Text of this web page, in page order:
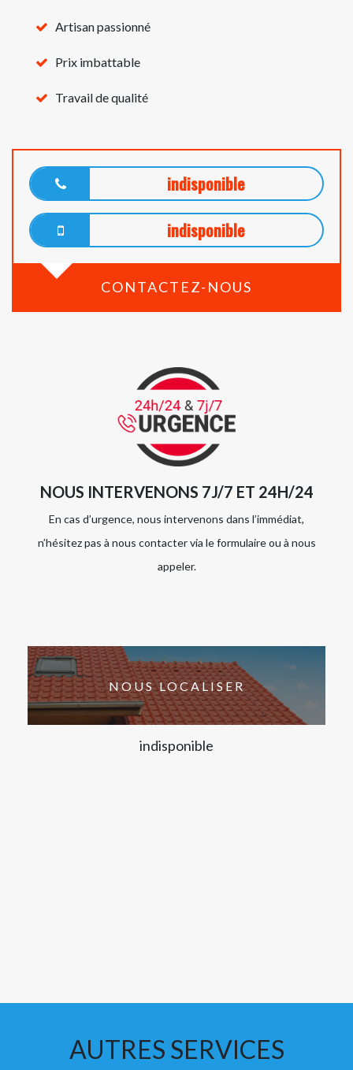
Artisan passionné
Prix imbattable
Travail de qualité
indisponible
indisponible
CONTACTEZ-NOUS
NOUS INTERVENONS 7J/7 ET 24H/24
En cas d’urgence, nous intervenons dans l’immédiat,
n’hésitez pas à nous contacter via le formulaire ou à nous
appeler.
NOUS LOCALISER
indisponible
AUTRES SERVICES